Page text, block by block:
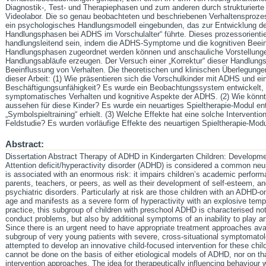
Diagnostik-, Test- und Therapiephasen und zum anderen durch
Videolabor. Die so genau beobachteten und beschriebenen
ein psychologisches Handlungsmodell eingebunden, das zur Entwicklung
Handlungsphasen bei ADHS im Vorschulalter“ führte. Dieses
handlungsleitend sein, indem die ADHS-Symptome und die kognitiven
Handlungsphasen zugeordnet werden können und anschauliche
Handlungsabläufe erzeugen. Der Versuch einer „Korrektur“ dieser
Beeinflussung von Verhalten. Die theoretischen und klinischen
dieser Arbeit: (1) Wie präsentieren sich die Vorschulkinder mit ADHS und
Beschäftigungsunfähigkeit? Es wurde ein Beobachtungssystem
symptomatisches Verhalten und kognitive Aspekte der ADHS. (2) Wie
aussehen für diese Kinder? Es wurde ein neuartiges Spieltherapie-Modul
„Symbolspieltraining“ erhielt. (3) Welche Effekte hat eine solche
Feldstudie? Es wurden vorläufige Effekte des neuartigen Spieltherapie-
Abstract:
Dissertation Abstract Therapy of ADHD in Kindergarten Children:
Attention deficit/hyperactivity disorder (ADHD) is considered a common
is associated with an enormous risk: it impairs children’s academic
parents, teachers, or peers, as well as their development of self-esteem,
psychiatric disorders. Particularly at risk are those children with an ADHD-
age and manifests as a severe form of hyperactivity with an explosive
practice, this subgroup of children with preschool ADHD is characterised
conduct problems, but also by additional symptoms of an inability to play
Since there is an urgent need to have appropriate treatment approaches
subgroup of very young patients with severe, cross-situational
attempted to develop an innovative child-focused intervention for these
cannot be done on the basis of either etiological models of ADHD, nor on
intervention approaches. The idea for therapeutically influencing behaviour